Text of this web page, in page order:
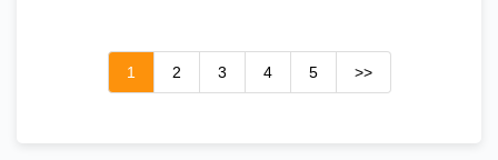
1 2 3 4 5 >>